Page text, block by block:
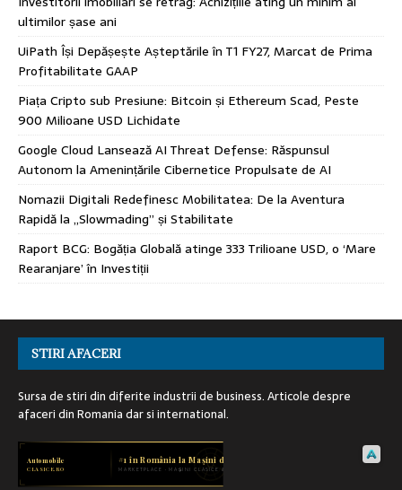
ultimilor șase ani
UiPath Își Depășește Așteptările în T1 FY27, Marcat de Prima
Profitabilitate GAAP
Piața Cripto sub Presiune: Bitcoin și Ethereum Scad, Peste
900 Milioane USD Lichidate
Google Cloud Lansează AI Threat Defense: Răspunsul
Autonom la Amenințările Cibernetice Propulsate de AI
Nomazii Digitali Redefinesc Mobilitatea: De la Aventura
Rapidă la „Slowmading” și Stabilitate
Raport BCG: Bogăția Globală atinge 333 Trilioane USD, o ‘Mare
Rearanjare’ în Investiții
STIRI AFACERI
Sursa de stiri din diferite industrii de business. Articole despre
afaceri din Romania dar si international.